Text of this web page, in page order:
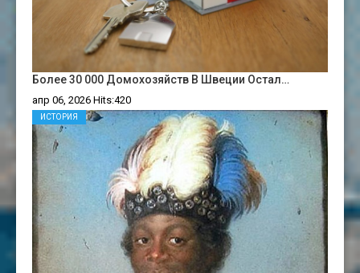
Более 30 000 Домохозяйств В Швеции Остал…
апр 06, 2026 Hits:420
ИСТОРИЯ